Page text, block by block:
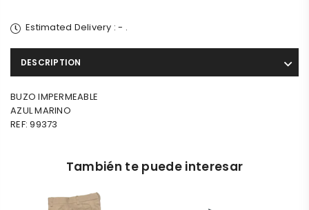
Estimated Delivery :- .
DESCRIPTION
BUZO IMPERMEABLE
AZUL MARINO
REF: 99373
También te puede interesar